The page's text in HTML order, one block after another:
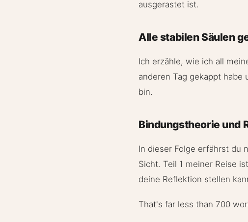
ausgerastet ist.
Alle stabilen Säulen
Ich erzähle, wie ich all
anderen Tag gekappt habe
bin.
Bindungstheorie und
In dieser Folge erfährst du
Sicht. Teil 1 meiner Reise
deine Reflektion stellen
That's far less than 700